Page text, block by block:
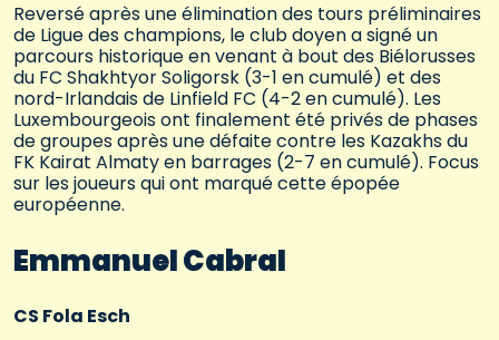
Reversé après une élimination des tours préliminaires
de Ligue des champions, le club doyen a signé un
parcours historique en venant à bout des Biélorusses
du FC Shakhtyor Soligorsk (3-1 en cumulé) et des
nord-Irlandais de Linfield FC (4-2 en cumulé). Les
Luxembourgeois ont finalement été privés de phases
de groupes après une défaite contre les Kazakhs du
FK Kairat Almaty en barrages (2-7 en cumulé). Focus
sur les joueurs qui ont marqué cette épopée
européenne.
Emmanuel Cabral
CS Fola Esch